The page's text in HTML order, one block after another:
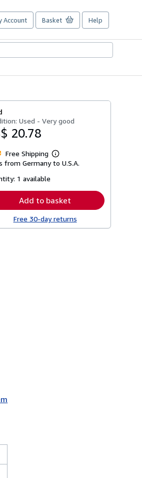
Account Basket Help
Used - Very good
20.78
Free Shipping
Learn
more
from Germany to U.S.A.
1 available
Add to basket
Free 30-day returns